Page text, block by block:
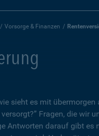
Vorsorge & Finanzen
sieht es mit
Fragen, die wir
Antworten darauf gibt